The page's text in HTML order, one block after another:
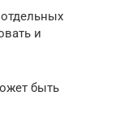
и
быть